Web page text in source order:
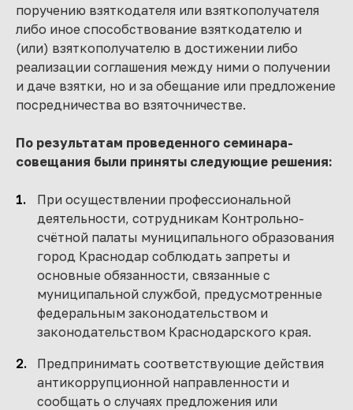
поручению взяткодателя или взяткополучателя
либо иное способствование взяткодателю и
(или) взяткополучателю в достижении либо
реализации соглашения между ними о получении
и даче взятки, но и за обещание или предложение
посредничества во взяточничестве.
По результатам проведенного семинара-
совещания были приняты следующие решения:
При осуществлении профессиональной
деятельности, сотрудникам Контрольно-
счётной палаты муниципального образования
город Краснодар соблюдать запреты и
основные обязанности, связанные с
муниципальной службой, предусмотренные
федеральным законодательством и
законодательством Краснодарского края.
Предпринимать соответствующие действия
антикоррупционной направленности и
сообщать о случаях предложения или